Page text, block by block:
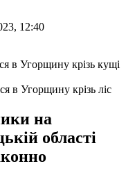
12:40
в Угорщину крізь ліс
на
області